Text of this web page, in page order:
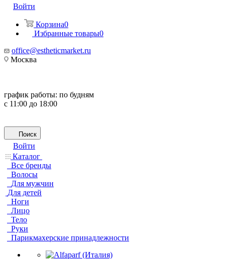
Войти
Корзина0
Избранные товары0
office@estheticmarket.ru
Москва
график работы: по будням
с 11:00 до 18:00
Поиск
Войти
Каталог
Все бренды
Волосы
Для мужчин
Для детей
Ноги
Лицо
Тело
Руки
Парикмахерские принадлежности